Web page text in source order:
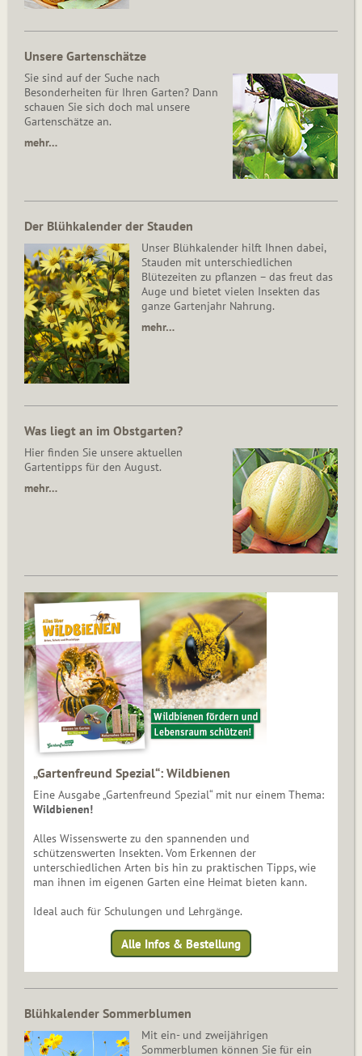
Unsere Gartenschätze
Sie sind auf der Suche nach
Besonderheiten für Ihren Garten? Dann
schauen Sie sich doch mal unsere
Gartenschätze an.
mehr…
Der Blühkalender der Stauden
Unser Blühkalender hilft Ihnen dabei,
Stauden mit unterschiedlichen
Blütezeiten zu pflanzen – das freut das
Auge und bietet vielen Insekten das
ganze Gartenjahr Nahrung.
mehr…
Was liegt an im Obstgarten?
Hier finden Sie unsere aktuellen
Gartentipps für den August.
mehr…
„Gartenfreund Spezial“: Wildbienen
Eine Ausgabe „Gartenfreund Spezial“ mit nur einem Thema:
Wildbienen!
Alles Wissenswerte zu den spannenden und
schützenswerten Insekten. Vom Erkennen der
unterschiedlichen Arten bis hin zu praktischen Tipps, wie
man ihnen im eigenen Garten eine Heimat bieten kann.
Ideal auch für Schulungen und Lehrgänge.
Alle Infos & Bestellung
Blühkalender Sommerblumen
Mit ein- und zweijährigen
Sommerblumen können Sie für ein